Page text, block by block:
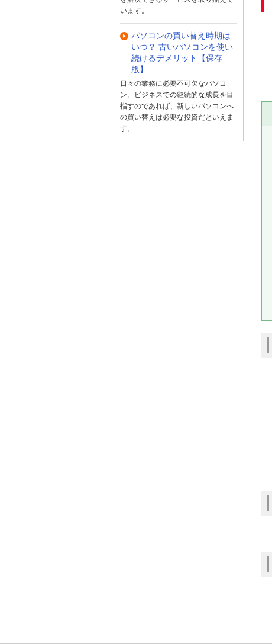
います。
パソコンの買い替え時期は
いつ？ 古いパソコンを使い
続けるデメリット【保存
版】
日々の業務に必要不可欠なパソコ
ン。ビジネスでの継続的な成長を目
指すのであれば、新しいパソコンへ
の買い替えは必要な投資だといえま
す。